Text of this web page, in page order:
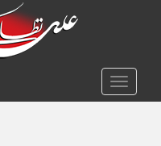
o
TOGGLE NAVIGATION